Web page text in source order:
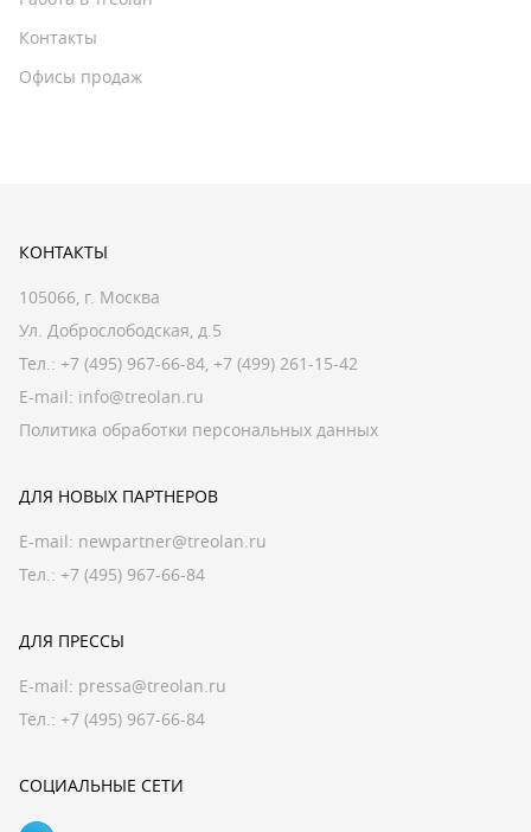
Контакты
Офисы продаж
КОНТАКТЫ
105066, г. Москва
Ул. Доброслободская, д.5
Тел.: +7 (495) 967-66-84, +7 (499) 261-15-42
E-mail: info@treolan.ru
Политика обработки персональных данных
ДЛЯ НОВЫХ ПАРТНЕРОВ
E-mail: newpartner@treolan.ru
Тел.: +7 (495) 967-66-84
ДЛЯ ПРЕССЫ
E-mail: pressa@treolan.ru
Тел.: +7 (495) 967-66-84
СОЦИАЛЬНЫЕ СЕТИ